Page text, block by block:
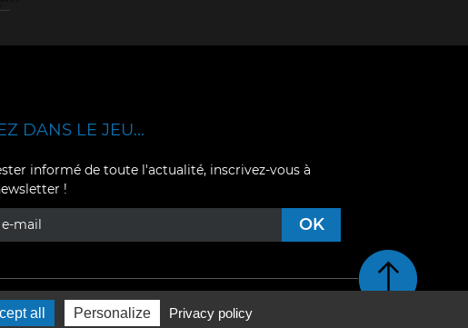
DANS LE JEU...
informé de toute l'actualité, inscrivez-vous à
!
Retour en haut de page
all Personalize Privacy policy